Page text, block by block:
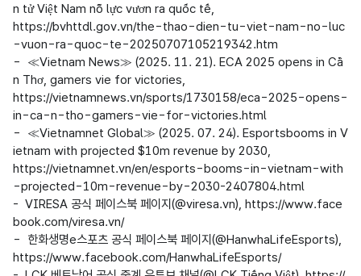
n tử Việt Nam nỗ lực vươn ra quốc tế,
https://bvhttdl.gov.vn/the-thao-dien-tu-viet-nam-no-luc
-vuon-ra-quoc-te-20250707105219342.htm
-  ≪Vietnam News≫ (2025. 11. 21). ECA 2025 opens in Cầ
n Thơ, gamers vie for victories,
https://vietnamnews.vn/sports/1730158/eca-2025-opens-
in-ca-n-tho-gamers-vie-for-victories.html
-  ≪Vietnamnet Global≫ (2025. 07. 24). Esportsbooms in V
ietnam with projected $10m revenue by 2030,
https://vietnamnet.vn/en/esports-booms-in-vietnam-with
-projected-10m-revenue-by-2030-2407804.html
-  VIRESA 공식 페이스북 페이지(@viresa.vn), https://www.face
book.com/viresa.vn/
-  한화생명e스포츠 공식 페이스북 페이지(@HanwhaLifeEsports),
https://www.facebook.com/HanwhaLifeEsports/